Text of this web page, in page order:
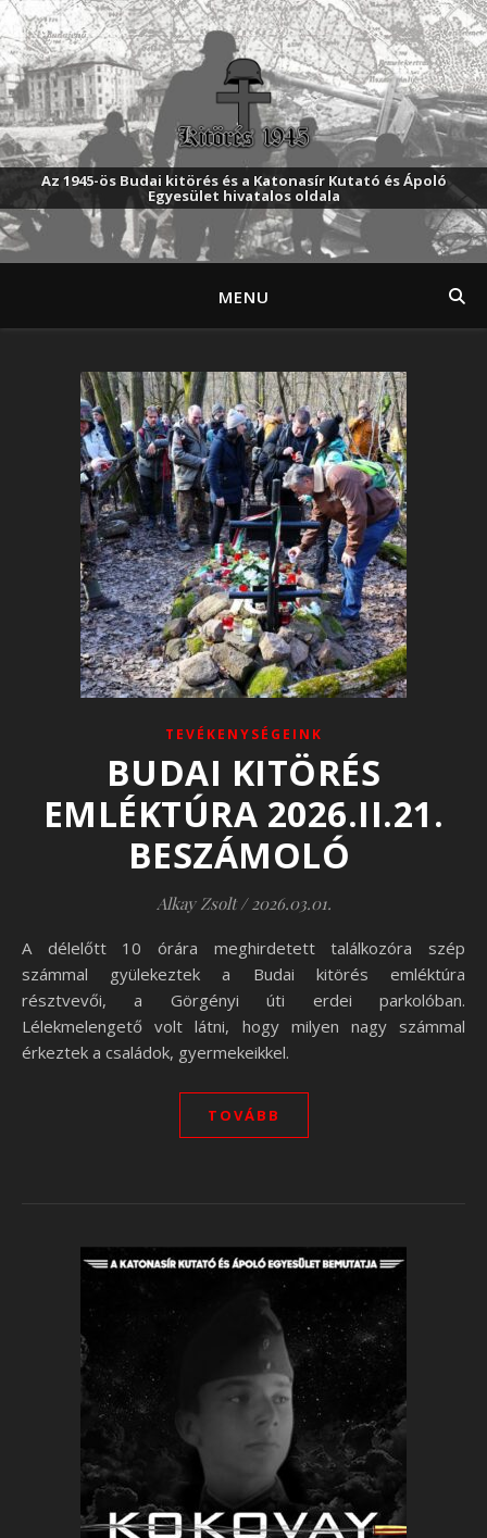
Az 1945-ös Budai kitörés és a Katonasír Kutató és Ápoló
Egyesület hivatalos oldala
MENU
TEVÉKENYSÉGEINK
BUDAI KITÖRÉS
EMLÉKTÚRA 2026.II.21.
BESZÁMOLÓ
Alkay Zsolt / 2026.03.01.
A délelőtt 10 órára meghirdetett találkozóra szép
számmal gyülekeztek a Budai kitörés emléktúra
résztvevői, a Görgényi úti erdei parkolóban.
Lélekmelengető volt látni, hogy milyen nagy számmal
érkeztek a családok, gyermekeikkel.
TOVÁBB